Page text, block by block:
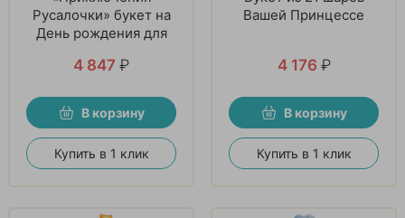
Русалочки» букет на
День рождения для
4 847 ₽
В корзину
Купить в 1 клик
Вашей Принцессе
4 176 ₽
В корзину
Купить в 1 клик